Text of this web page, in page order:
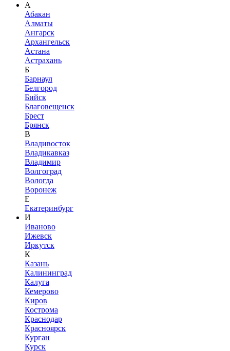
А
Абакан
Алматы
Ангарск
Архангельск
Астана
Астрахань
Б
Барнаул
Белгород
Бийск
Благовещенск
Брест
Брянск
В
Владивосток
Владикавказ
Владимир
Волгоград
Вологда
Воронеж
Е
Екатеринбург
И
Иваново
Ижевск
Иркутск
К
Казань
Калининград
Калуга
Кемерово
Киров
Кострома
Краснодар
Красноярск
Курган
Курск